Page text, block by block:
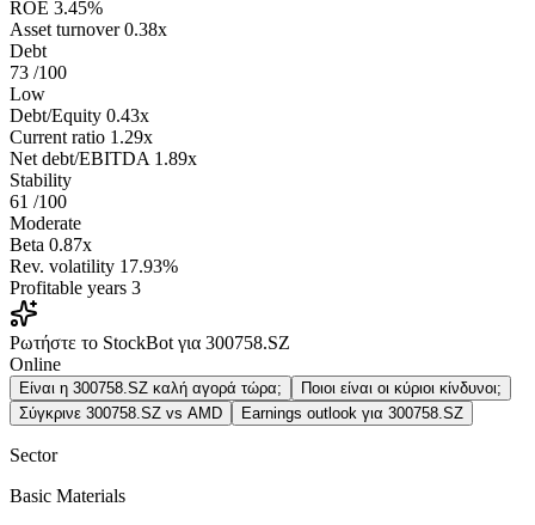
ROE 3.45%
Asset turnover 0.38x
Debt
73 /100
Low
Debt/Equity 0.43x
Current ratio 1.29x
Net debt/EBITDA 1.89x
Stability
61 /100
Moderate
Beta 0.87x
Rev. volatility 17.93%
Profitable years 3
Ρωτήστε το StockBot για 300758.SZ
Online
Είναι η 300758.SZ καλή αγορά τώρα;
Ποιοι είναι οι κύριοι κίνδυνοι;
Σύγκρινε 300758.SZ vs AMD
Earnings outlook για 300758.SZ
Sector
Basic Materials